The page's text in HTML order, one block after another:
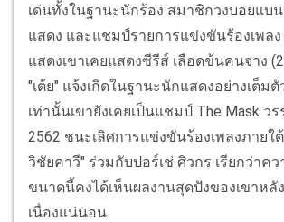
เด่นทั้งในฐานะนักร้อง สมาชิกวงบอยแบ
แสดง และแชมป์รายการแข่งขันร้องเพล
แสดงเขาเคยแสดงซีรีส์ เลือดข้นคนจาง
"เต้ย" แจ้งเกิดในฐานะนักแสดงอย่างเต็มตั
เท่านั้นเขายังเคยเป็นแชมป์ The Mask
2562 ชนะเลิศการแข่งขันร้องเพลงภายใ
วิชัยคาวี" ร่วมกับปอร์เช่ ศิวกร เรียกว่าค
ขนาดนี้คงได้เห็นผลงานสุดปังของเขาหลั
เนื่องแน่นอน